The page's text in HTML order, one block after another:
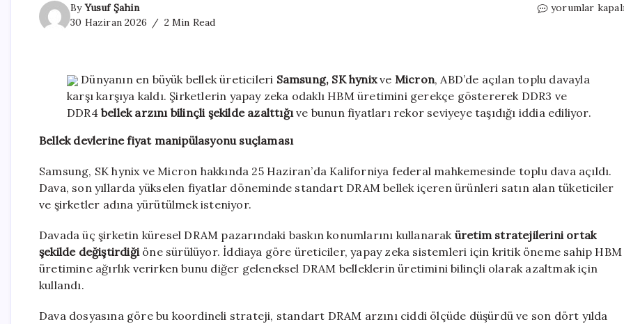
ByYusuf Şahin
30 Haziran 2026
2 Min Read
Samsung,
ABD’de
toplu
“RAM”
davası
yorumlar
Dünyanın en büyük bellek üreticileri Samsung, SK hynixve Micron, ABD’de açılan toplu davayla
karşı karşıya kaldı. Şirketlerin yapay zeka odaklı HBM üretimini gerekçe göstererek DDR3 ve
DDR4 bellek arzını bilinçli şekilde azalttığıve bunun fiyatları rekor seviyeye taşıdığı iddia ediliyor.
Bellek devlerine fiyat manipülasyonu suçlaması
Samsung, SK hynix ve Micron hakkında 25 Haziran’da Kaliforniya federal mahkemesinde toplu dava açıldı.
Dava, son yıllarda yükselen fiyatlar döneminde standart DRAM bellek içeren ürünleri satın alan tüketiciler
ve şirketler adına yürütülmek isteniyor.
Davada üç şirketin küresel DRAM pazarındaki baskın konumlarını kullanarak üretim stratejilerini ortak
şekilde değiştirdiğiöne sürülüyor. İddiaya göre üreticiler, yapay zeka sistemleri için kritik öneme sahip HBM
üretimine ağırlık verirken bunu diğer geleneksel DRAM belleklerin üretimini bilinçli olarak azaltmak için
kullandı.
Dava dosyasına göre bu koordineli strateji, standart DRAM arzını ciddi ölçüde düşürdü ve son dört yılda